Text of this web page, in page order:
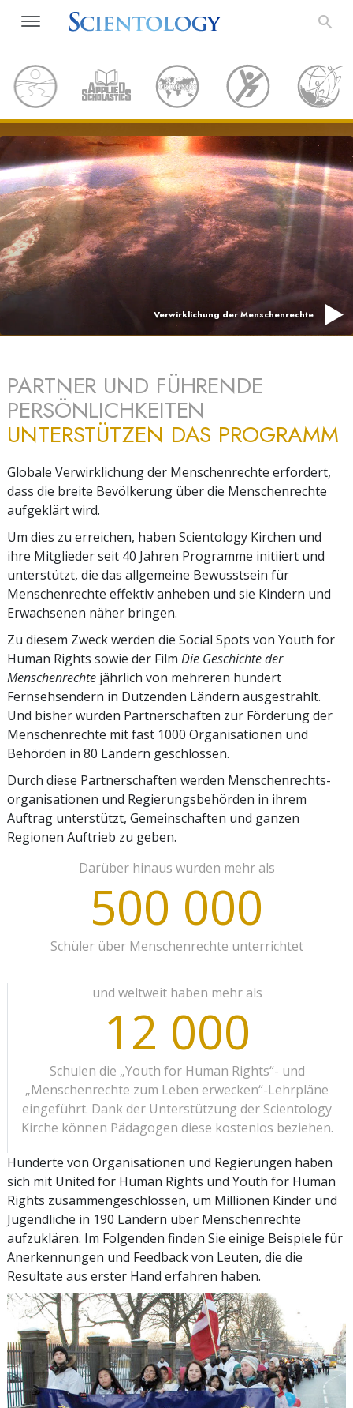
Verwirklichung der Menschenrechte
PARTNER UND FÜHRENDE
PERSÖNLICHKEITEN
UNTERSTÜTZEN DAS PROGRAMM
Globale Verwirklichung der Menschenrechte erfordert,
dass die breite Bevölkerung über die Menschenrechte
aufgeklärt wird.
Um dies zu erreichen, haben Scientology Kirchen und
ihre Mitglieder seit 40 Jahren Programme initiiert und
unterstützt, die das allgemeine Bewusstsein für
Menschenrechte effektiv anheben und sie Kindern und
Erwachsenen näher bringen.
Zu diesem Zweck werden die Social Spots von Youth for
Human Rights sowie der Film Die Geschichte der
Menschenrechte jährlich von mehreren hundert
Fernsehsendern in Dutzenden Ländern ausgestrahlt.
Und bisher wurden Partnerschaften zur Förderung der
Menschenrechte mit fast 1000 Organisationen und
Behörden in 80 Ländern geschlossen.
Durch diese Partnerschaften werden Menschenrechts­
organisationen und Regierungsbehörden in ihrem
Auftrag unterstützt, Gemeinschaften und ganzen
Regionen Auftrieb zu geben.
Darüber hinaus wurden mehr als
500 000
Schüler über Menschenrechte unterrichtet
und weltweit haben mehr als
12 000
Schulen die „Youth for Human Rights“- und
„Menschenrechte zum Leben erwecken“-Lehrpläne
eingeführt. Dank der Unterstützung der Scientology
Kirche können Pädagogen diese kostenlos beziehen.
Hunderte von Organisationen und Regierungen haben
sich mit United for Human Rights und Youth for Human
Rights zusammengeschlossen, um Millionen Kinder und
Jugendliche in 190 Ländern über Menschenrechte
aufzuklären. Im Folgenden finden Sie einige Beispiele für
Anerkennungen und Feedback von Leuten, die die
Resultate aus erster Hand erfahren haben.